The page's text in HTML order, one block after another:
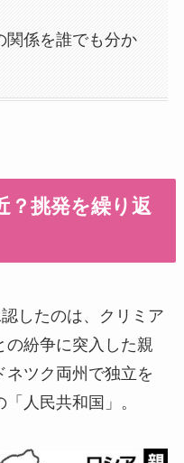
関係を誰でも分か
？挑発を繰り返
したのは、クリミア
の紛争に突入した親
ネツク両州で独立を
人民共和国」。